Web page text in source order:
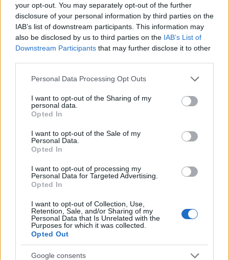
your opt-out. You may separately opt-out of the further
disclosure of your personal information by third parties on the
IAB’s list of downstream participants. This information may
also be disclosed by us to third parties on the IAB’s List of
Downstream Participants that may further disclose it to other
Please note that this website/app uses one or more Google
not limited to your visit or usage behaviour. You may click to
grant or deny consent to Google and its third-party tags to
use your data for below specified purposes in below Google
consent section.
Personal Data Processing Opt Outs
I want to opt-out of the Sharing of my
personal data.
Opted In
I want to opt-out of the Sale of my
Personal Data.
Opted In
I want to opt-out of processing my
Personal Data for Targeted Advertising.
Opted In
I want to opt-out of Collection, Use,
Retention, Sale, and/or Sharing of my
Personal Data that Is Unrelated with the
Purposes for which it was collected.
Opted Out
Google consents
Πρόστιμο 1.672.000 ευρώ σε Johnson & Johnson
και Colgate για αθέμιτη κερδοφορία
Συντακτική
Flash.gr
«Γκαζώνει» η κυβέρνηση: Έρχονται νέα πρόστιμα
για τον πληθωρισμό της απληστίας
03.11.2023 06:45
Παπακωνσταντίνου